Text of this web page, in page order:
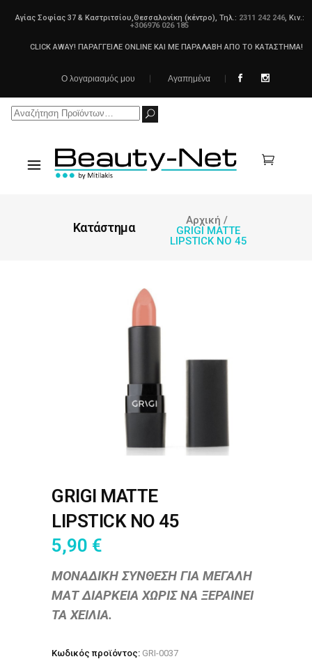
Αγίας Σοφίας 37 & Καστριτσίου,Θεσσαλονίκη (κέντρο), Τηλ.: 2311 242 246, Κιν.:
+306976 026 185
CLICK AWAY! ΠΑΡΑΓΓΕΙΛΕ ONLINE ΚΑΙ ΜΕ ΠΑΡΑΛΑΒΗ ΑΠΟ ΤΟ ΚΑΤΑΣΤΗΜΑ!
Ο λογαριασμός μου Αγαπημένα
Search
Κατάστημα Αρχική /
GRIGI MATTE
LIPSTICK NO 45
GRIGI MATTE
LIPSTICK NO 45
5,90 €
ΜΟΝΑΔΙΚΗ ΣΥΝΘΕΣΗ ΓΙΑ ΜΕΓΑΛΗ
ΜΑΤ ΔΙΑΡΚΕΙΑ ΧΩΡΙΣ ΝΑ ΞΕΡΑΙΝΕΙ
ΤΑ ΧΕΙΛΙΑ.
Κωδικός προϊόντος: GRI-0037